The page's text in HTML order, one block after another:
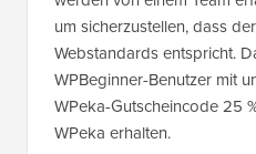
um sicherzustellen, dass
Webstandards entspricht.
WPBeginner-Benutzer mit
WPeka-Gutscheincode 25
WPeka erhalten.